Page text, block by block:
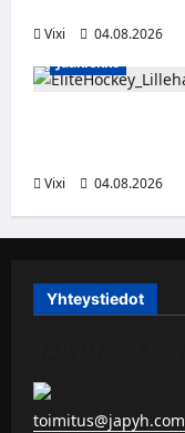
Vixi
04.08.2026
Jääkiekko
Vixi 04.08.2026
Yhteystiedot
toimitus@japyh.com